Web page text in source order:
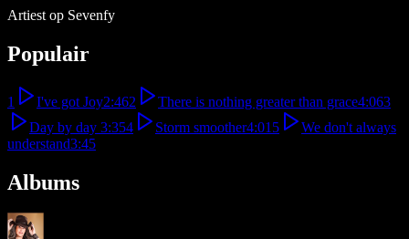
Artiest op Sevenfy
Populair
1 I've got Joy2:462 There is nothing greater than grace4:063
Day by day 3:354 Storm smoother4:01 5
We don't always
understand3:45
Albums